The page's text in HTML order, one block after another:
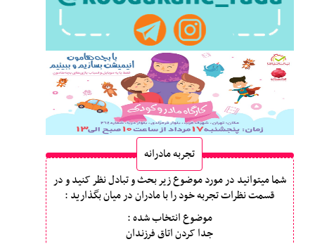
تجربه مادرانه
شما میتوانید در مورد موضوع زیر بحث و تبادل نظر کنید و در
قسمت نظرات تجربه خود را با مادران در میان بگذارید :
موضوع انتخاب شده :
جدا کردن اتاق فرزندان